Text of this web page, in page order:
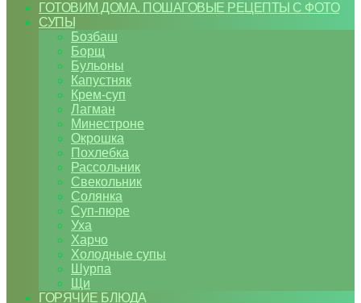
ГОТОВИМ ДОМА. ПОШАГОВЫЕ РЕЦЕПТЫ С ФОТО
СУПЫ
Бозбаш
Борщ
Бульоны
Капустняк
Крем-суп
Лагман
Минестроне
Окрошка
Похлебка
Рассольник
Свекольник
Солянка
Суп-пюре
Уха
Харчо
Холодные супы
Шурпа
Щи
ГОРЯЧИЕ БЛЮДА